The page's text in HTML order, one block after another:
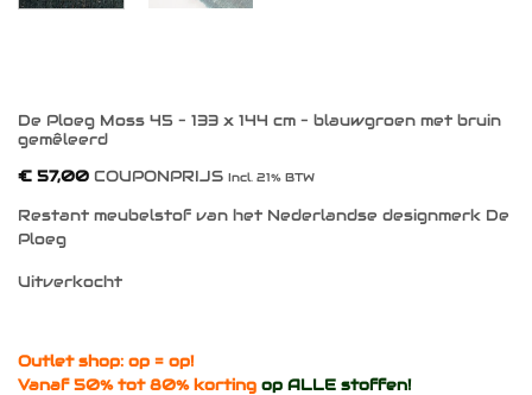
De Ploeg Moss 45 – 133 x 144 cm – blauwgroen met bruin
gemêleerd
€ 57,00 COUPONPRIJS Incl. 21% BTW
Restant meubelstof van het Nederlandse designmerk De
Ploeg
Uitverkocht
Outlet shop: op = op!
Vanaf 50% tot 80% korting op ALLE stoffen!